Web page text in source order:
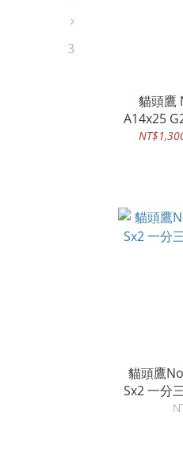
3
貓頭鷹
A14x25
貓頭鷹
Sx2 一分